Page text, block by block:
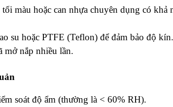
màu hoặc can nhựa chuyên dụng có
su hoặc PTFE (Teflon) để đảm bảo độ kín.
mở nắp nhiều lần.
soát độ ẩm (thường là < 60% RH).